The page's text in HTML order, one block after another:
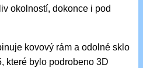
okolností, dokonce i pod
kovový rám a odolné sklo
bylo podrobeno 3D